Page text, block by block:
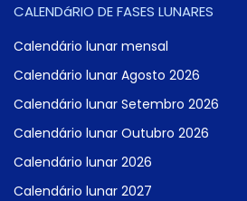
CALENDáRIO DE FASES LUNARES
Calendário lunar mensal
Calendário lunar Agosto 2026
Calendário lunar Setembro 2026
Calendário lunar Outubro 2026
Calendário lunar 2026
Calendário lunar 2027